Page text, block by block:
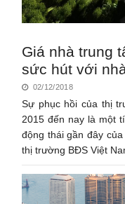
Giá nhà trung
sức hút với
02/12/2018
Sự phục hồi của thị
2015 đến nay là một
động thái gần đây
thị trường BĐS Việt